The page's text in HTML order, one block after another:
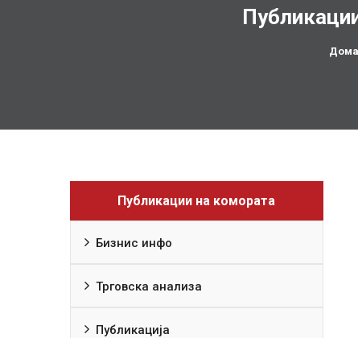
Дома
Публикации на комората
Бизнис инфо
Трговска анализа
Публикација